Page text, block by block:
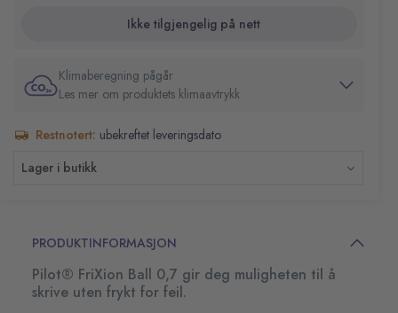
Ikke tilgjengelig på nett
Klimaberegning pågår
Les mer om produktets klimaavtrykk
Restnotert: ubekreftet leveringsdato
Lager i butikk
PRODUKTINFORMASJON
Pilot® FriXion Ball 0,7 gir deg muligheten til å
skrive uten frykt for feil.